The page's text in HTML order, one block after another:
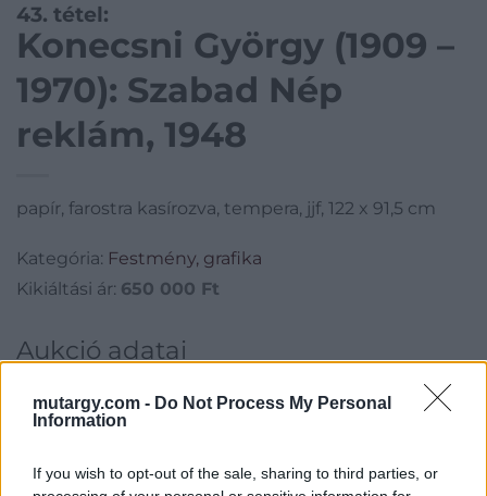
mutargy.com - Do Not Process My Personal
Information
If you wish to opt-out of the sale, sharing to third parties, or
43. tétel:
Konecsni György (1909 –
1970): Szabad Nép
reklám, 1948
papír, farostra kasírozva, tempera, jjf, 122 x 91,5 cm
Kategória: Festmény, grafika
Kikiáltási ár: 650 000 Ft
Aukció adatai
Aukció dátuma: 2018.12.12
Aukció helye: II. Zsigmond tér 8.